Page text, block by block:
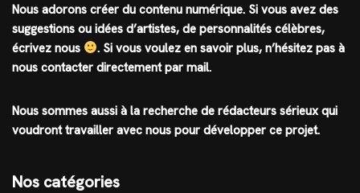
Nous adorons créer du contenu numérique. Si vous avez des
suggestions ou idées d’artistes, de personnalités célèbres,
écrivez nous
. Si vous voulez en savoir plus, n’hésitez pas à
nous contacter directement par mail.
Nous sommes aussi à la recherche de rédacteurs sérieux qui
voudront travailler avec nous pour développer ce projet.
Nos catégories